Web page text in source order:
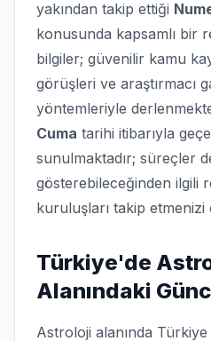
yakından takip ettiği
konusunda kapsamlı bir
bilgiler; güvenilir kamu
görüşleri ve araştırmacı
yöntemleriyle
Cuma tarihi itibarıyla
sunulmaktadır; süreçler
gösterebileceğinden ilgili
kuruluşları takip etmenizi
Türkiye'de
Alanındaki
Astroloji alanında